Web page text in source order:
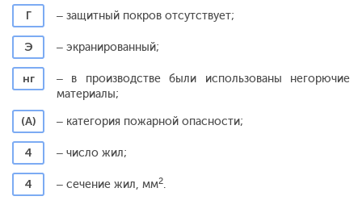
Г – защитный покров отсутствует;
Э – экранированный;
нг
– в производстве были использованы негорючие
материалы;
(А)
– категория пожарной опасности;
4 – число жил;
4 – сечение жил, мм2.